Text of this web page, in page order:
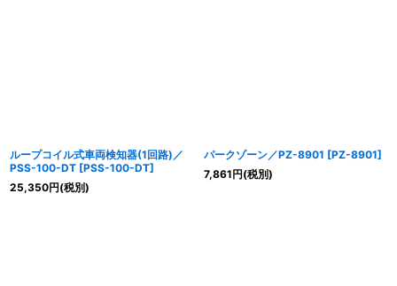
ループコイル式車両検知器(1回路)／
PSS-100-DT [PSS-100-DT]
25,350円(税別)
パークゾーン／PZ-8901 [PZ-8901]
7,861円(税別)